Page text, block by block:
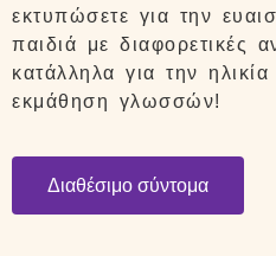
εκτυπώσετε για την
παιδιά με διαφορετικές
κατάλληλα για την
εκμάθηση γλωσσών!
Διαθέσιμο σύντομα